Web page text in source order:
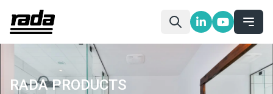
RADA PRODUCTS